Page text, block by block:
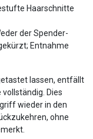
Haarschnitte
der Spender-
Entnahme
lassen, entfällt
Dies
wieder in den
ohne